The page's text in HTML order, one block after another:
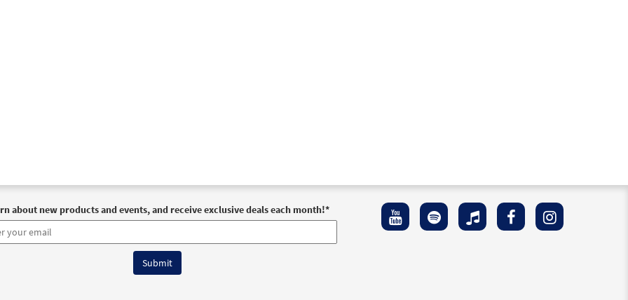
about new products and events, and receive exclusive deals each month!*